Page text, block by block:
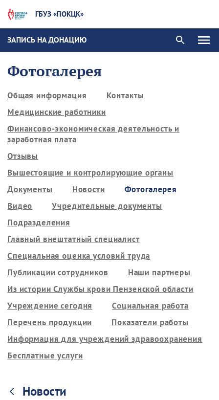
ГБУЗ «ПОКЦК»
ЗАПИСЬ НА ДОНАЦИЮ
Фотогалерея
Общая информация
Контакты
Медицинские работники
Финансово-экономическая деятельность и
заработная плата
Отзывы
Вышестоящие и контролирующие органы
Документы
Новости
Фотогалерея
Видео
Учредительные документы
Подразделения
Главный внештатный специалист
Специальная оценка условий труда
Публикации сотрудников
Наши партнеры
Из истории Службы крови Пензенской области
Учреждение сегодня
Социальная работа
Перечень продукции
Показатели работы
Информация для учреждений здравоохранения
Бесплатные услуги
Новости